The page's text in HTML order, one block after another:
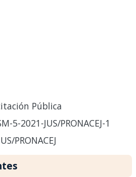
Pública
5-2021-JUS/PRONACEJ-1
PRONACEJ